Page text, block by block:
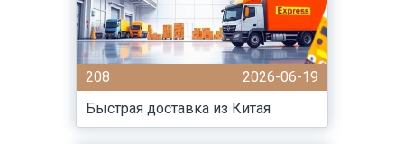
208
2026-06-19
Быстрая доставка из Китая